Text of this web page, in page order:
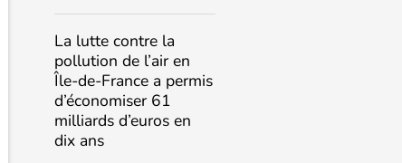
La lutte contre la
pollution de l’air en
Île-de-France a permis
d’économiser 61
milliards d’euros en
dix ans